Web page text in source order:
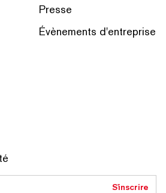
Presse
Évènements d'entreprise
S'inscrire